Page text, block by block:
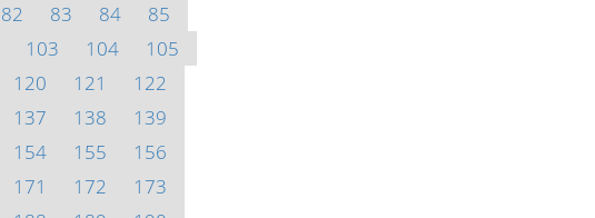
82 83 84
85
103 104
105
120 121
122
137 138
139
154 155
156
171 172
173